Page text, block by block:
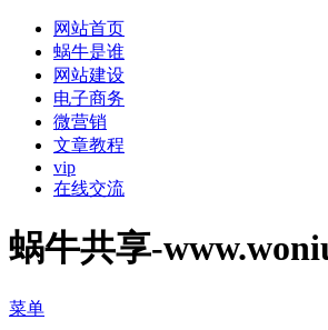
网站首页
蜗牛是谁
网站建设
电子商务
微营销
文章教程
vip
在线交流
蜗牛共享-
菜单